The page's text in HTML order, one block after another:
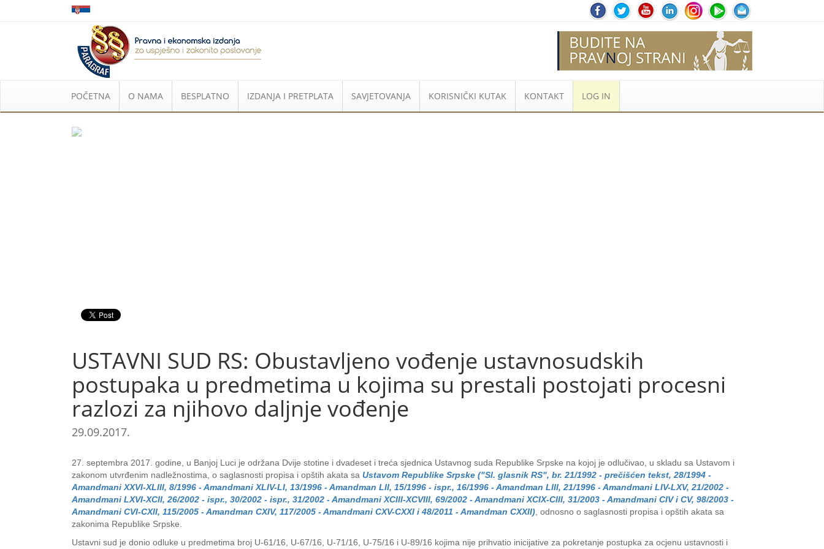
POČETNA O NAMA BESPLATNO IZDANJA I PRETPLATA SAVJETOVANJA KORISNIČKI KUTAK KONTAKT LOG IN
USTAVNI SUD RS: Obustavljeno vođenje ustavnosudskih
postupaka u predmetima u kojima su prestali postojati procesni
razlozi za njihovo daljnje vođenje
29.09.2017.
27. septembra 2017. godine, u Banjoj Luci je održana Dvije stotine i dvadeset i treća sjednica Ustavnog suda Republike Srpske na kojoj je odlučivao, u skladu sa Ustavom i
zakonom utvrđenim nadležnostima, o saglasnosti propisa i opštih akata sa Ustavom Republike Srpske ("Sl. glasnik RS", br. 21/1992 - prečišćen tekst, 28/1994 -
Amandmani XXVI-XLIII, 8/1996 - Amandmani XLIV-LI, 13/1996 - Amandman LII, 15/1996 - ispr., 16/1996 - Amandman LIII, 21/1996 - Amandmani LIV-LXV, 21/2002 -
Amandmani LXVI-XCII, 26/2002 - ispr., 30/2002 - ispr., 31/2002 - Amandmani XCIII-XCVIII, 69/2002 - Amandmani XCIX-CIII, 31/2003 - Amandmani CIV i CV, 98/2003 -
Amandmani CVI-CXII, 115/2005 - Amandman CXIV, 117/2005 - Amandmani CXV-CXXI i 48/2011 - Amandman CXXII) , odnosno o saglasnosti propisa i opštih akata sa
zakonima Republike Srpske.
Ustavni sud je donio odluke u predmetima broj U-61/16, U-67/16, U-71/16, U-75/16 i U-89/16 kojima nije prihvatio inicijative za pokretanje postupka za ocjenu ustavnosti i